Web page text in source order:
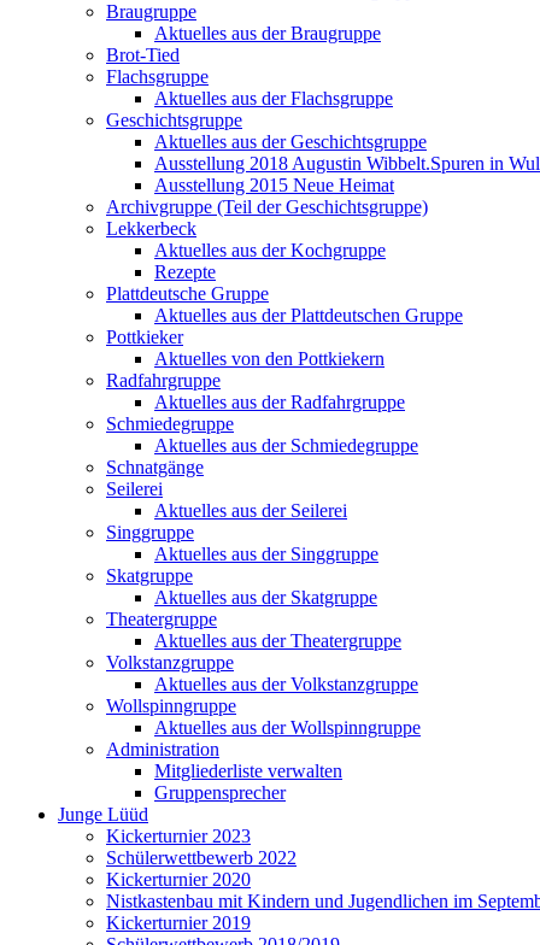
Braugruppe
Aktuelles aus der Braugruppe
Brot-Tied
Flachsgruppe
Aktuelles aus der Flachsgruppe
Geschichtsgruppe
Aktuelles aus der Geschichtsgruppe
Ausstellung 2018 Augustin Wibbelt.Spuren in
Ausstellung 2015 Neue Heimat
Archivgruppe (Teil der Geschichtsgruppe)
Lekkerbeck
Aktuelles aus der Kochgruppe
Rezepte
Plattdeutsche Gruppe
Aktuelles aus der Plattdeutschen Gruppe
Pottkieker
Aktuelles von den Pottkiekern
Radfahrgruppe
Aktuelles aus der Radfahrgruppe
Schmiedegruppe
Aktuelles aus der Schmiedegruppe
Schnatgänge
Seilerei
Aktuelles aus der Seilerei
Singgruppe
Aktuelles aus der Singgruppe
Skatgruppe
Aktuelles aus der Skatgruppe
Theatergruppe
Aktuelles aus der Theatergruppe
Volkstanzgruppe
Aktuelles aus der Volkstanzgruppe
Wollspinngruppe
Aktuelles aus der Wollspinngruppe
Administration
Mitgliederliste verwalten
Gruppensprecher
Junge Lüüd
Kickerturnier 2023
Schülerwettbewerb 2022
Kickerturnier 2020
Nistkastenbau mit Kindern und Jugendlichen im
Kickerturnier 2019